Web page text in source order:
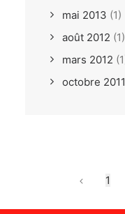
mai 2013 (1)
août 2012 (1)
mars 2012
octobre 2011
1